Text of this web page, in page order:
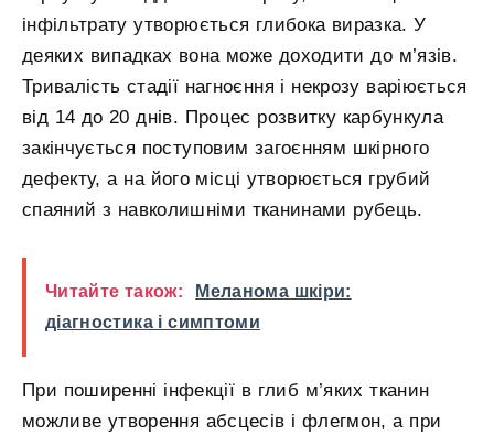
інфільтрату утворюється глибока виразка. У
деяких випадках вона може доходити до м’язів.
Тривалість стадії нагноєння і некрозу варіюється
від 14 до 20 днів. Процес розвитку карбункула
закінчується поступовим загоєнням шкірного
дефекту, а на його місці утворюється грубий
спаяний з навколишніми тканинами рубець.
Читайте також:
Меланома шкіри:
діагностика і симптоми
При поширенні інфекції в глиб м’яких тканин
можливе утворення абсцесів і флегмон, а при